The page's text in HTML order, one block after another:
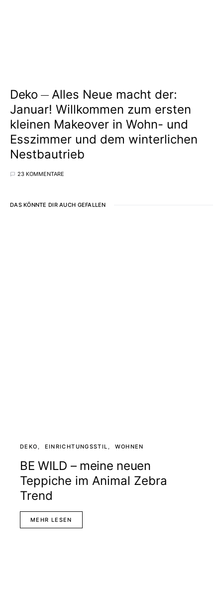
Deko
Alles Neue macht der:
Januar! Willkommen zum ersten
kleinen Makeover in Wohn- und
Esszimmer und dem winterlichen
Nestbautrieb
23 KOMMENTARE
DAS KÖNNTE DIR AUCH GEFALLEN
DEKO EINRICHTUNGSSTIL WOHNEN
BE WILD – meine neuen
Teppiche im Animal Zebra
Trend
MEHR LESEN